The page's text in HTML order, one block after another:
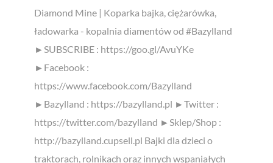
Diamond Mine | Koparka bajka, ciężarówka,
ładowarka - kopalnia diamentów od #Bazylland
►SUBSCRIBE : https://goo.gl/AvuYKe
►Facebook :
https://www.facebook.com/Bazylland
►Bazylland : https://bazylland.pl ►Twitter :
https://twitter.com/bazylland ►Sklep/Shop :
http://bazylland.cupsell.pl Bajki dla dzieci o
traktorach, rolnikach oraz innych wspaniałych